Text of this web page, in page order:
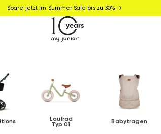
Spare jetzt im Summer Sale bis zu 30% →
Laufrad
Typ 01 Babytragen